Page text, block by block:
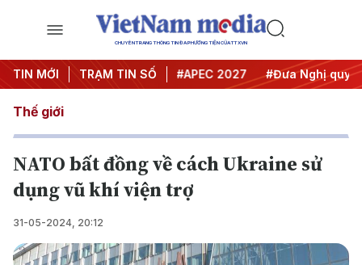
CHUYÊN TRANG THÔNG TIN ĐA PHƯƠNG TIỆN CỦA TTXVN
TIN MỚI TRẠM TIN SỐ
#Hội nghị Trung ương 3 #APEC 2027 #Đưa Nghị quyết
Thế giới
NATO bất đồng về cách Ukraine sử
dụng vũ khí viện trợ
31-05-2024, 20:12